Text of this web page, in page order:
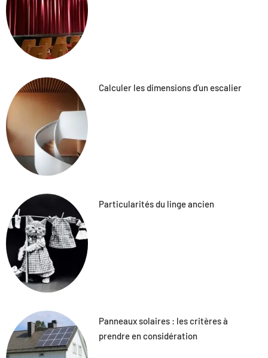
Calculer les dimensions d’un escalier
Particularités du linge ancien
Panneaux solaires : les critères à
prendre en considération